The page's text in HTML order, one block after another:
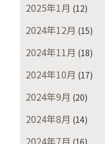
2025年1月 (12)
2024年12月 (15)
2024年11月 (18)
2024年10月 (17)
2024年9月 (20)
2024年8月 (14)
2024年7月 (16)